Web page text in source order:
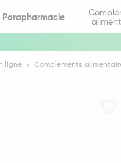
Parapharmacie
ligne Compléments